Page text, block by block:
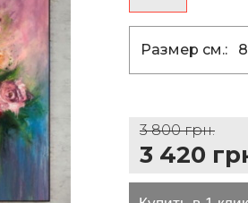
Размер см.:
3 800 грн.
3 420